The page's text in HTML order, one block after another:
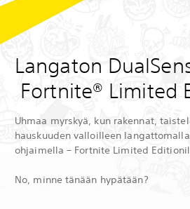
Langaton
Fortnite® Limited
Uhmaa myrskyä, kun rakennat,
hauskuuden valloilleen
ohjaimella – Fortnite Limited
No, minne tänään hypätään?